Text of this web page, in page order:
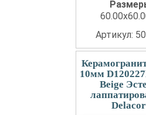
Артикул:
10мм
Beige